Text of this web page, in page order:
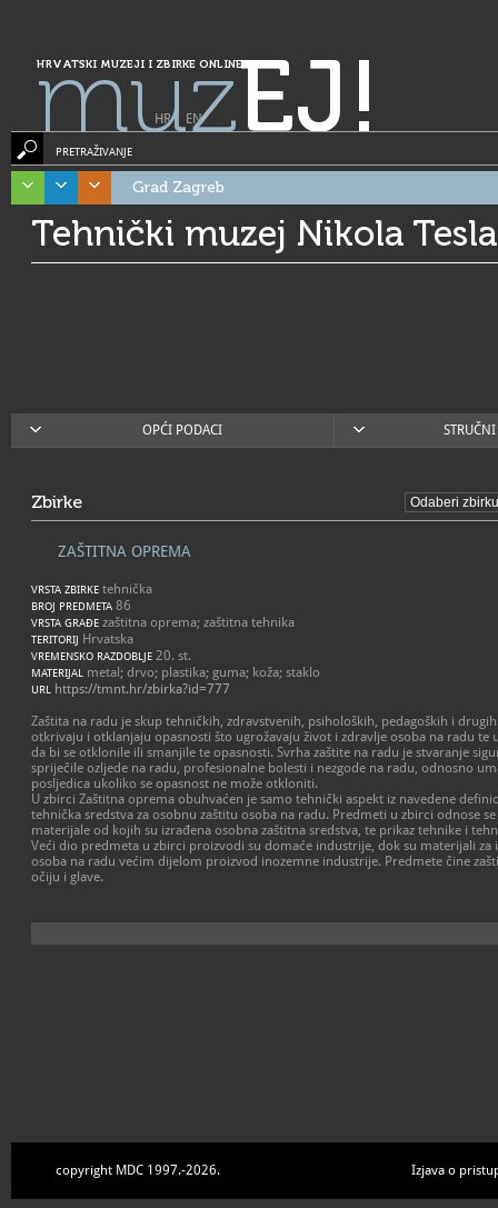
HRVATSKI MUZEJI I ZBIRKE ONLINE
muzEJ!
HR| EN
PRETRAŽIVANJE
Grad Zagreb
Tehnički muzej Nikola Tesla
OPĆI PODACI
Zbirke
ZAŠTITNA OPREMA
VRSTA ZBIRKE tehnička
BROJ PREDMETA 86
VRSTA GRAĐE zaštitna oprema; zaštitna tehnika
TERITORIJ Hrvatska
VREMENSKO RAZDOBLJE 20. st.
MATERIJAL metal; drvo; plastika; guma; koža; staklo
URL https://tmnt.hr/zbirka?id=777
Zaštita na radu je skup tehničkih, zdravstvenih, psiholoških, pedagoških i
otkrivaju i otklanjaju opasnosti što ugrožavaju život i zdravlje osoba na radu
da bi se otklonile ili smanjile te opasnosti. Svrha zaštite na radu je stvaranje
spriječile ozljede na radu, profesionalne bolesti i nezgode na radu, odnosno
posljedica ukoliko se opasnost ne može otkloniti.
U zbirci Zaštitna oprema obuhvaćen je samo tehnički aspekt iz navedene
tehnička sredstva za osobnu zaštitu osoba na radu. Predmeti u zbirci odnose
materijale od kojih su izrađena osobna zaštitna sredstva, te prikaz tehnike i
Veći dio predmeta u zbirci proizvodi su domaće industrije, dok su materijali za
osoba na radu većim dijelom proizvod inozemne industrije. Predmete čine
očiju i glave.
copyright MDC 1997.-2026. Izjava o